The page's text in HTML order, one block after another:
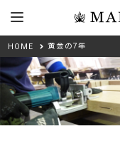
HOME 黄金の7年